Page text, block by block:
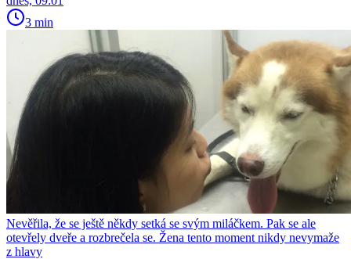
3 min
Nevěřila, že se ještě někdy setká se svým miláčkem. Pak se ale
otevřely dveře a rozbrečela se. Žena tento moment nikdy nevymaže
z hlavy